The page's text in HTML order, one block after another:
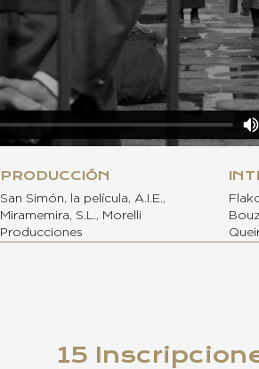
PRODUCCIÓN
San Simón, la película, A.I.E.,
Miramemira, S.L., Morelli
Producciones
15